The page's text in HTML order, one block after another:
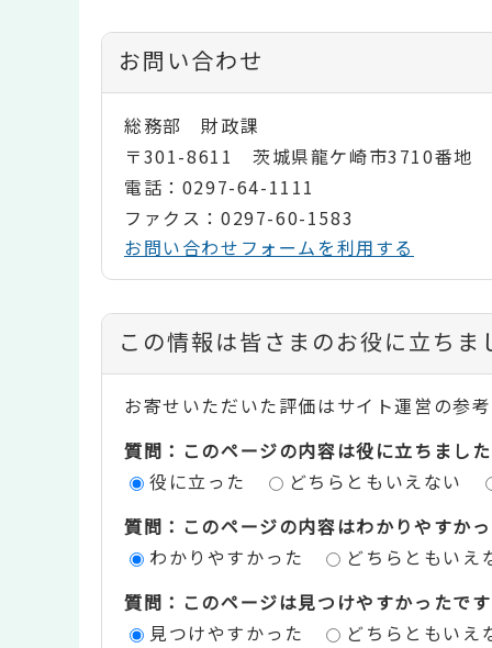
お問い合わせ
総務部 財政課
〒301-8611 茨城県龍ケ崎市3710番地
電話：0297-64-1111
ファクス：0297-60-1583
お問い合わせフォームを利用する
コ
ン
テ
ン
評
エ
この情報は皆さまのお役に立ちま
お寄せいただいた評価はサイト運営の参
質問：このページの内容は役に立ちまし
役に立った
どちらともいえない
質問：このページの内容はわかりやすか
わかりやすかった
どちらともいえ
質問：このページは見つけやすかったで
見つけやすかった
どちらともいえ